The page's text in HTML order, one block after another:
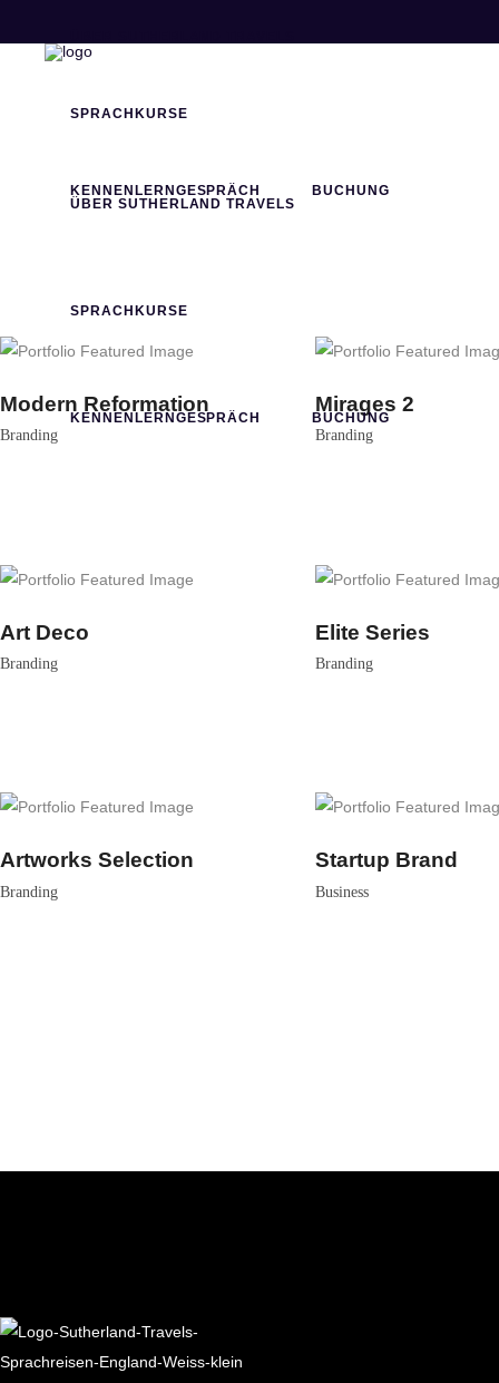
ÜBER SUTHERLAND TRAVELS
SPRACHKURSE
KENNENLERNGESPRÄCH BUCHUNG
SPRACHKURSE
KENNENLERNGESPRÄCH BUCHUNG
Modern Reformation
Branding
Mirages 2
Branding
Art Deco
Branding
Elite Series
Branding
Artworks Selection
Branding
Startup Brand
Business